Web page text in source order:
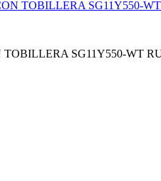
TOBILLERA SG11Y550-